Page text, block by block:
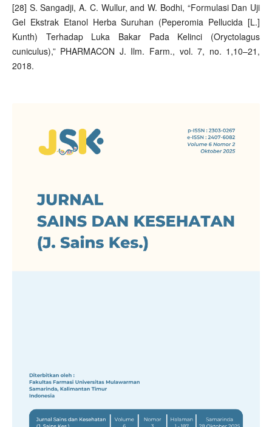
[28] S. Sangadji, A. C. Wullur, and W. Bodhi, “Formulasi Dan Uji
Gel Ekstrak Etanol Herba Suruhan (Peperomia Pellucida [L.]
Kunth) Terhadap Luka Bakar Pada Kelinci (Oryctolagus
cuniculus),” PHARMACON J. Ilm. Farm., vol. 7, no. 1,10–21,
2018.